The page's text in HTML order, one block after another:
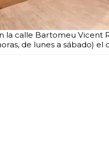
la calle Bartomeu Vicent
de lunes a sábado)